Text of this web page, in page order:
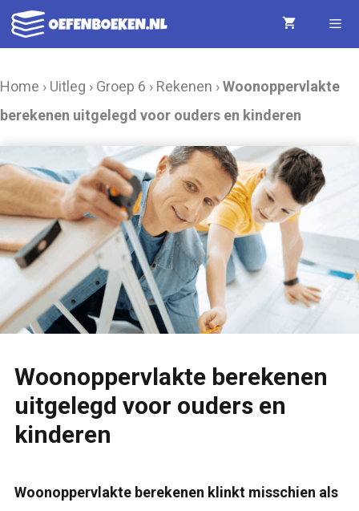
Ga
naar
Home › Uitleg › Groep 6 › Rekenen ›Woonoppervlakte
berekenen uitgelegd voor ouders en kinderen
Woonoppervlakte berekenen
uitgelegd voor ouders en
kinderen
Woonoppervlakte berekenen klinkt misschien als